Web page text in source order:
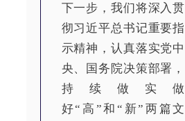
下一步，我们将深入贯
彻习近平总书记重要指
示精神，认真落实党中
央、国务院决策部署，
持续做实做
好“高”和“新”两篇文